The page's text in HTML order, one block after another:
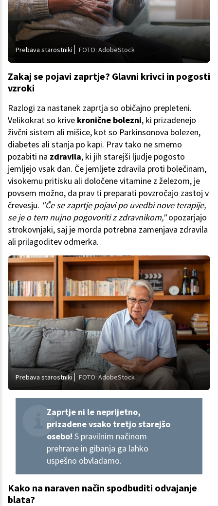
Prebava starostniki FOTO: AdobeStock
Zakaj se pojavi zaprtje? Glavni krivci in pogosti
vzroki
Razlogi za nastanek zaprtja so običajno prepleteni.
Velikokrat so krive kronične bolezni, ki prizadenejo
živčni sistem ali mišice, kot so Parkinsonova bolezen,
diabetes ali stanja po kapi. Prav tako ne smemo
pozabiti na zdravila, ki jih starejši ljudje pogosto
jemljejo vsak dan. Če jemljete zdravila proti bolečinam,
visokemu pritisku ali določene vitamine z železom, je
povsem možno, da prav ti preparati povzročajo zastoj v
črevesju. "Če se zaprtje pojavi po uvedbi nove terapije,
se je o tem nujno pogovoriti z zdravnikom,"opozarjajo
strokovnjaki, saj je morda potrebna zamenjava zdravila
ali prilagoditev odmerka.
Prebava starostniki FOTO: AdobeStock
Zaprtje ni le neprijetno,
prizadene vsako tretjo starejšo
osebo! S pravilnim načinom
prehrane in gibanja ga lahko
uspešno obvladamo.
Kako na naraven način spodbuditi odvajanje
blata?